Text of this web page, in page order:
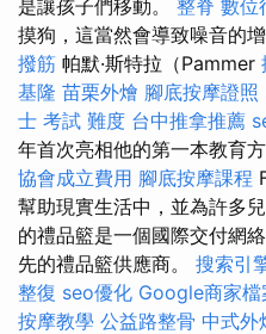
是讓孩子們移動。 整脊 數位
摸狗，這當然會導致噪音的增
撥筋 帕默·斯特拉（Pammer
基隆 苗栗外燴 腳底按摩證照
士 考試 難度 台中推拿推薦
年首次亮相他的第一本教育
協會成立費用 腳底按摩課程
幫助現實生活中，並為許多
的禮品籃是一個國際交付網
先的禮品籃供應商。 搜索引
整復 seo優化 Google商家檔
按摩教學 公益路整骨 中式外